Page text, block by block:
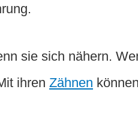
sie sich nähern.
ihren Zähnen